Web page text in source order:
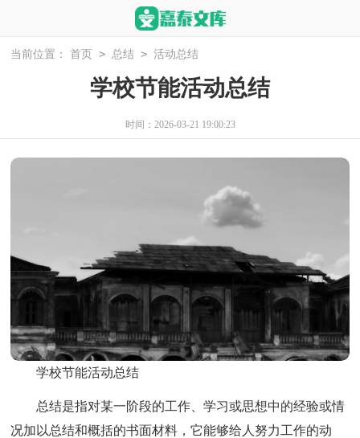
当前位置： 首页 > 总结 > 活动总结
学校节能活动总结
时间：2026-03-21 19:00:23
学校节能活动总结
总结是指对某一阶段的工作、学习或思想中的经验或情
况加以总结和概括的书面材料，它能够给人努力工作的动